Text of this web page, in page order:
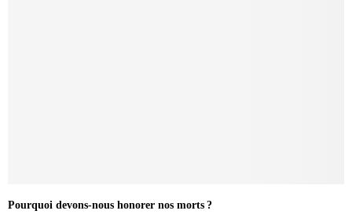
Pourquoi devons-nous honorer nos morts ?